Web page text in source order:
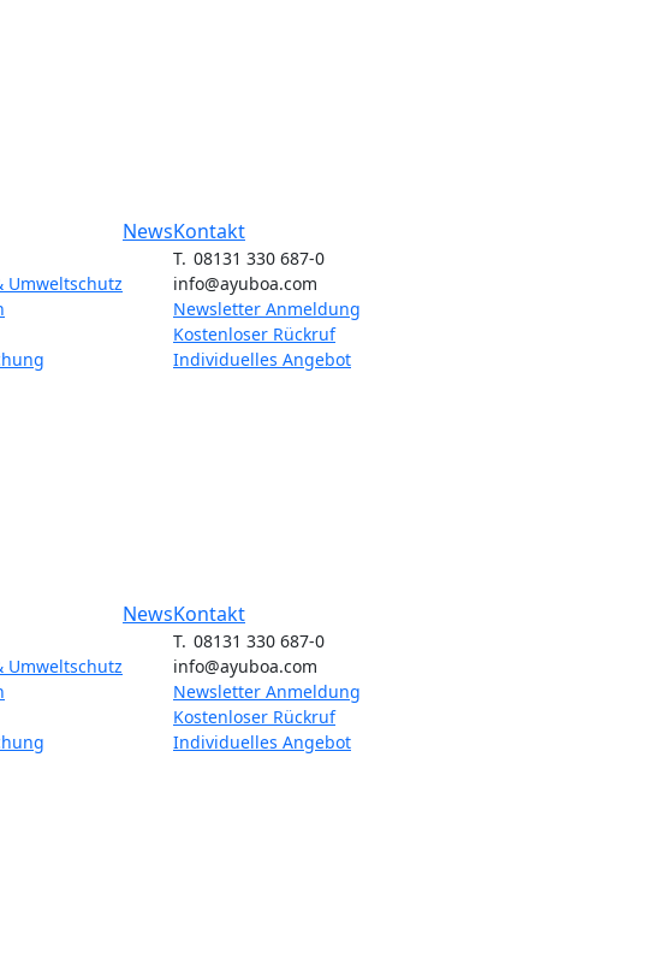
Umweltschutz
NewsKontakt
T. 08131 330 687-0
info@ayuboa.com
Newsletter Anmeldung
Kostenloser Rückruf
Individuelles Angebot
Umweltschutz
NewsKontakt
T. 08131 330 687-0
info@ayuboa.com
Newsletter Anmeldung
Kostenloser Rückruf
Individuelles Angebot